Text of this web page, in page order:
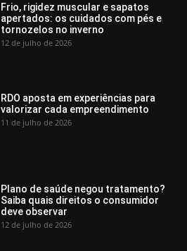
Frio, rigidez muscular e sapatos
apertados: os cuidados com pés e
tornozelos no inverno
12 de julho de 2026
RDO aposta em experiências para
valorizar cada empreendimento
11 de julho de 2026
Plano de saúde negou tratamento?
Saiba quais direitos o consumidor
deve observar
12 de julho de 2026